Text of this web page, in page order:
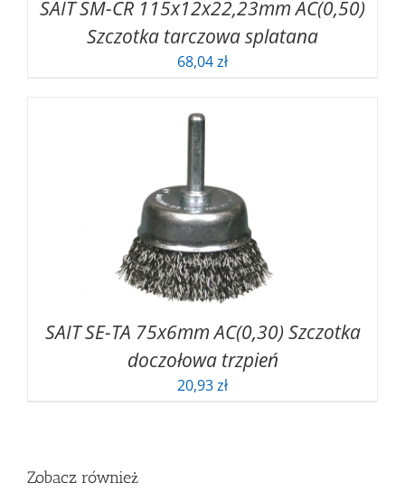
SAIT SM-CR 115x12x22,23mm AC(0,50)
Szczotka tarczowa splatana
68,04zł
SAIT SE-TA 75x6mm AC(0,30) Szczotka
doczołowa trzpień
20,93zł
Zobacz również